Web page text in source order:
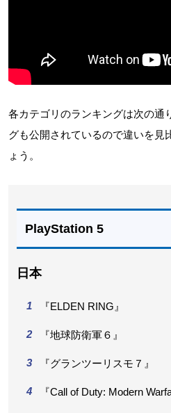
各カテゴリのランキングは次の通
グも公開されているので違いを見
ょう。
PlayStation 5
日本
『ELDEN RING』
『地球防衛軍６』
『グランツーリスモ７』
『Call of Duty: Modern